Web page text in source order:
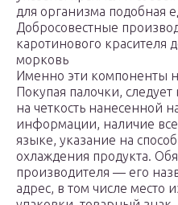
для организма подобная
Добросовестные
каротинового красителя
морковь
Именно эти компоненты
Покупая палочки,
на четкость нанесенной
информации, наличие
языке, указание на
охлаждения продукта.
производителя — его
адрес, в том числе место